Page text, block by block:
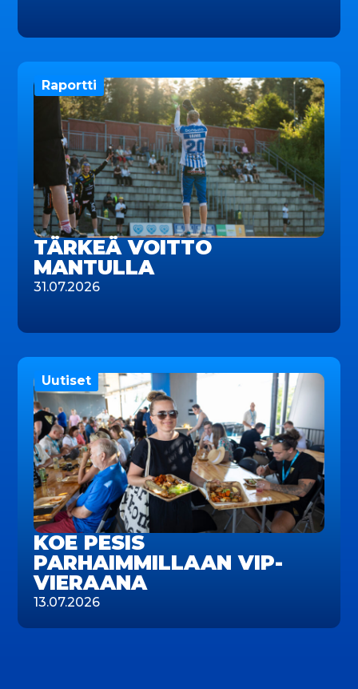
Raportti
TÄRKEÄ VOITTO
MANTULLA
31.07.2026
Uutiset
KOE PESIS
PARHAIMMILLAAN VIP-
VIERAANA
13.07.2026